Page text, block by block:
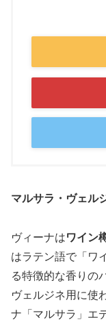
マルサラ・ヴェル
ヴィーナはワイン
はラテン語で「ワ
る特徴的な香りの
ヴェルジネ用に使
ナ「マルサラ」エ